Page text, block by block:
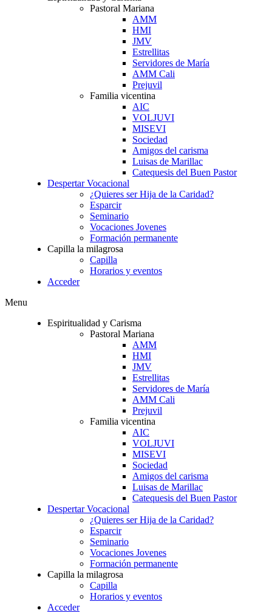
Pastoral Mariana
AMM
HMI
JMV
Estrellitas
Servidores de María
AMM Cali
Prejuvil
Familia vicentina
AIC
VOLJUVI
MISEVI
Sociedad
Amigos del carisma
Luisas de Marillac
Catequesis del Buen Pastor
Despertar Vocacional
¿Quieres ser Hija de la Caridad?
Esparcir
Seminario
Vocaciones Jovenes
Formación permanente
Capilla la milagrosa
Capilla
Horarios y eventos
Acceder
Menu
Espiritualidad y Carisma
Pastoral Mariana
AMM
HMI
JMV
Estrellitas
Servidores de María
AMM Cali
Prejuvil
Familia vicentina
AIC
VOLJUVI
MISEVI
Sociedad
Amigos del carisma
Luisas de Marillac
Catequesis del Buen Pastor
Despertar Vocacional
¿Quieres ser Hija de la Caridad?
Esparcir
Seminario
Vocaciones Jovenes
Formación permanente
Capilla la milagrosa
Capilla
Horarios y eventos
Acceder